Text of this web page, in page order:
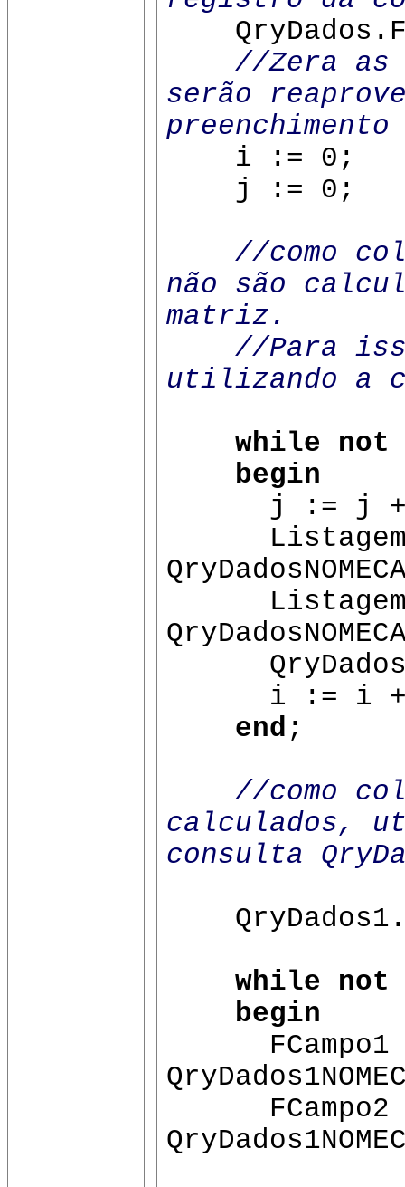
//Zera as
serão
i := 0;
j := 0;
//como
não são
matriz.
//Para isso
utilizando a
while not
begin
j := j +
i := i +
end ;
//como
calculados,
consulta
while not
begin
FCampo1
FCampo2